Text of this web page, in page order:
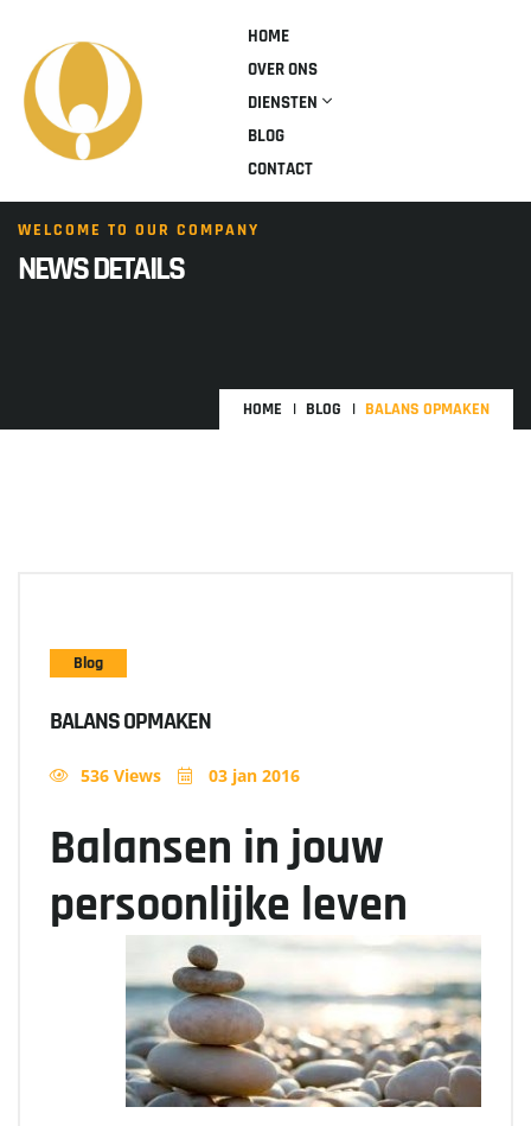
HOME
OVER ONS
DIENSTEN
BLOG
CONTACT
WELCOME TO OUR COMPANY
NEWS DETAILS
HOME BLOG BALANS OPMAKEN
Blog
BALANS OPMAKEN
536 Views 03 jan 2016
Balansen in jouw
persoonlijke leven